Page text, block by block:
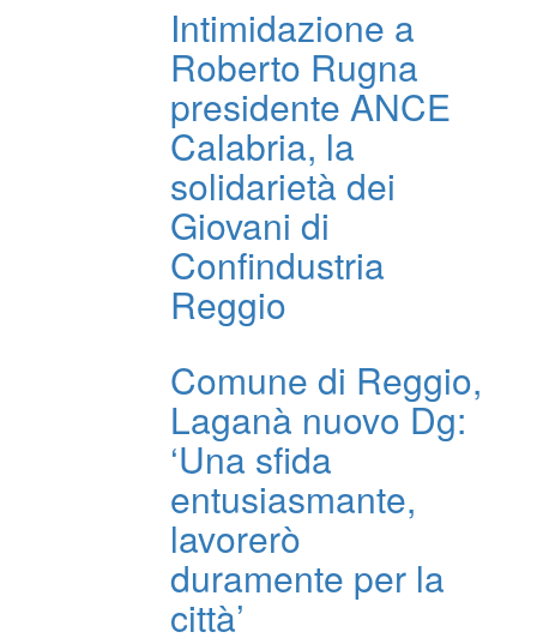
Intimidazione a
Roberto Rugna
presidente ANCE
Calabria, la
solidarietà dei
Giovani di
Confindustria
Reggio
Comune di Reggio,
Laganà nuovo Dg:
‘Una sfida
entusiasmante,
lavorerò
duramente per la
città’